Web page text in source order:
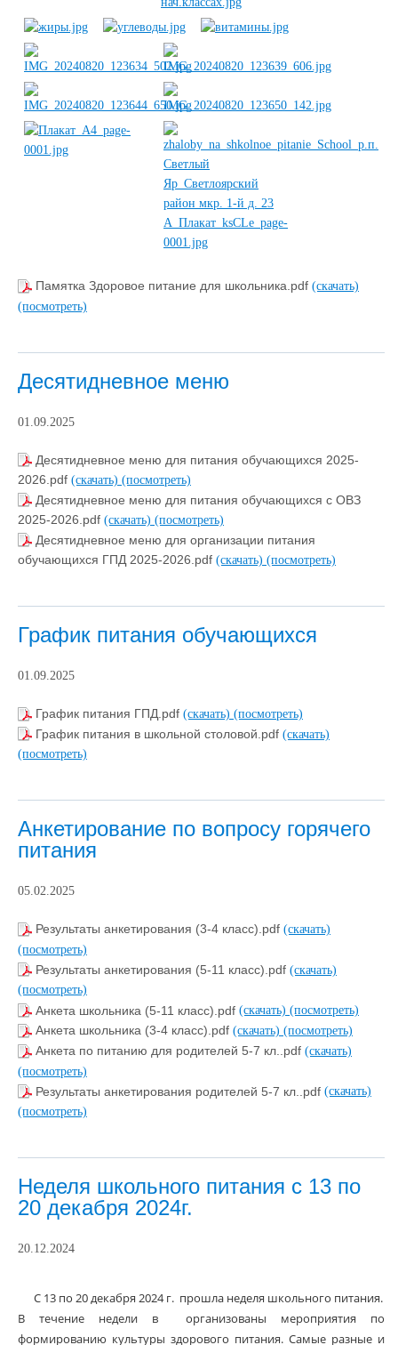
Памятка Здоровое питание для школьника.pdf (скачать)
(посмотреть)
Десятидневное меню
01.09.2025
Десятидневное меню для питания обучающихся 2025-
2026.pdf (скачать) (посмотреть)
Десятидневное меню для питания обучающихся с ОВЗ
2025-2026.pdf (скачать) (посмотреть)
Десятидневное меню для организации питания
обучающихся ГПД 2025-2026.pdf (скачать) (посмотреть)
График питания обучающихся
01.09.2025
График питания ГПД.pdf (скачать) (посмотреть)
График питания в школьной столовой.pdf (скачать)
(посмотреть)
Анкетирование по вопросу горячего
питания
05.02.2025
Результаты анкетирования (3-4 класс).pdf (скачать)
(посмотреть)
Результаты анкетирования (5-11 класс).pdf (скачать)
(посмотреть)
Анкета школьника (5-11 класс).pdf (скачать) (посмотреть)
Анкета школьника (3-4 класс).pdf (скачать) (посмотреть)
Анкета по питанию для родителей 5-7 кл..pdf (скачать)
(посмотреть)
Результаты анкетирования родителей 5-7 кл..pdf (скачать)
(посмотреть)
Неделя школьного питания с 13 по
20 декабря 2024г.
20.12.2024
С 13 по 20 декабря 2024 г. прошла неделя школьного питания.
В течение недели в организованы мероприятия по
формированию культуры здорового питания. Самые разные и